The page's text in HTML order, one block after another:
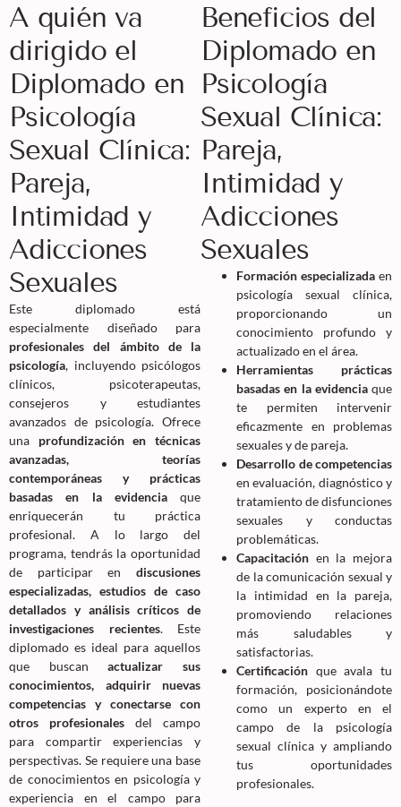
A quién va
dirigido el
Diplomado en
Psicología
Sexual Clínica:
Pareja,
Intimidad y
Adicciones
Sexuales
Este diplomado está
especialmente diseñado para
profesionales del ámbito de la
psicología, incluyendo psicólogos
clínicos, psicoterapeutas,
consejeros y estudiantes
avanzados de psicología. Ofrece
una profundización en técnicas
avanzadas, teorías
contemporáneas y prácticas
basadas en la evidenciaque
enriquecerán tu práctica
profesional. A lo largo del
programa, tendrás la oportunidad
de participar en discusiones
especializadas, estudios de caso
detallados y análisis críticos de
investigaciones recientes. Este
diplomado es ideal para aquellos
que buscanactualizar sus
conocimientos, adquirir nuevas
competencias y conectarse con
otros profesionales del campo
para compartir experiencias y
perspectivas. Se requiere una base
de conocimientos en psicología y
experiencia en el campo para
Beneficios del
Diplomado en
Psicología
Sexual Clínica:
Pareja,
Intimidad y
Adicciones
Sexuales
Formación especializada en
psicología sexual clínica,
proporcionando un
conocimiento profundo y
actualizado en el área.
Herramientas prácticas
basadas en la evidenciaque
te permiten intervenir
eficazmente en problemas
sexuales y de pareja.
Desarrollo de competencias
en evaluación, diagnóstico y
tratamiento de disfunciones
sexuales y conductas
problemáticas.
Capacitación en la mejora
de la comunicación sexual y
la intimidad en la pareja,
promoviendo relaciones
más saludables y
satisfactorias.
Certificación que avala tu
formación, posicionándote
como un experto en el
campo de la psicología
sexual clínica y ampliando
tus oportunidades
profesionales.